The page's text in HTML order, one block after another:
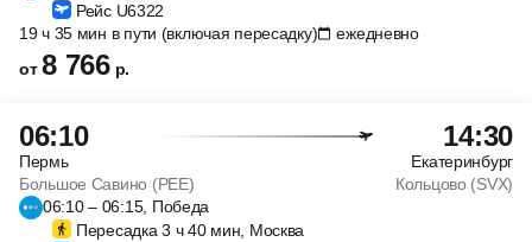
Рейс U6322
19 ч 35 мин в пути (включая пересадку)
ежедневно
от8 766 р.
06:10 14:30
Пермь
Екатеринбург
Большое Савино (PEE)
Кольцово (SVX)
06:10 – 06:15, Победа
Пересадка 3 ч 40 мин, Москва